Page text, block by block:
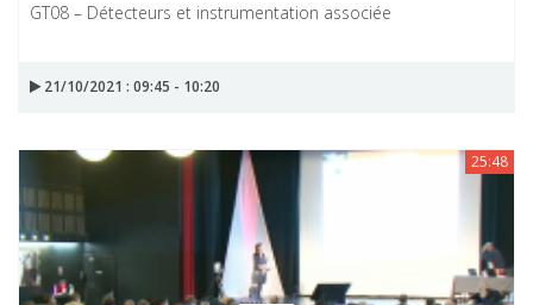
GT08 – Détecteurs et instrumentation associée
21/10/2021 : 09:45 - 10:20
25:48